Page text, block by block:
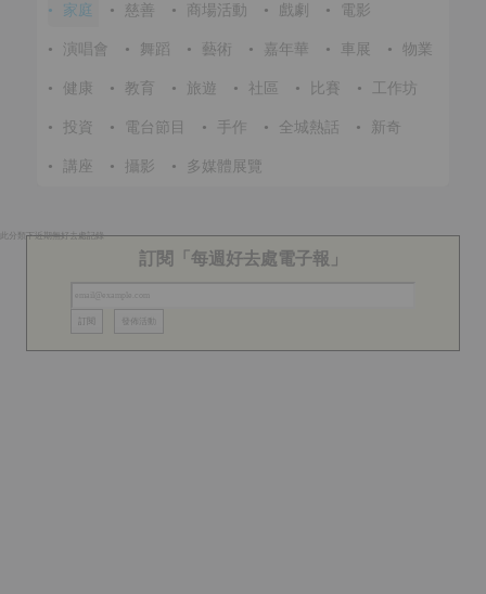
• 家庭 • 慈善 • 商場活動 • 戲劇 • 電影
• 演唱會 • 舞蹈 • 藝術 • 嘉年華 • 車展 • 物業
• 健康 • 教育 • 旅遊 • 社區 • 比賽 • 工作坊
• 投資 • 電台節目 • 手作 • 全城熱話 • 新奇
• 講座 • 攝影 • 多媒體展覽
此分類下近期無好去處記錄
訂閱「每週好去處電子報」